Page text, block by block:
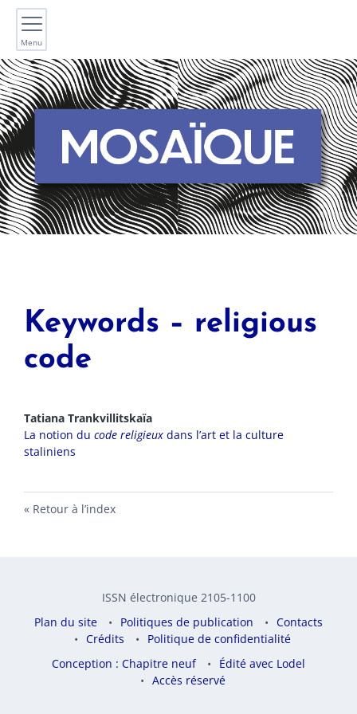
Menu
Keywords – religious
code
Tatiana Trankvillitskaïa
La notion du code religieux dans l’art et la culture
staliniens
Retour à l’index
ISSN électronique 2105-1100
Plan du site
Politiques de publication
Contacts
Crédits
Politique de confidentialité
Conception : Chapitre neuf
Édité avec Lodel
Accès réservé